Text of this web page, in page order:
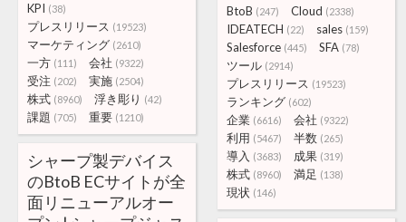
BtoB (247) Cloud (2338)
IDEATECH (22) sales (159)
Salesforce (445) SFA (78)
ツール (2914)
プレスリリース (19523)
ランキング (602)
企業 (6616) 会社 (9322)
利用 (5467) 半数 (265)
導入 (3683) 成果 (319)
株式 (8960) 満足 (138)
現状 (146)
KPI (38)
プレスリリース (19523)
マーケティング (2610)
一方 (111) 会社 (9322)
受注 (202) 実施 (2504)
株式 (8960) 浮き彫り (42)
課題 (705) 重要 (1210)
シャープ製デバイス
のBtoB ECサイトが全
面リニューアルオー